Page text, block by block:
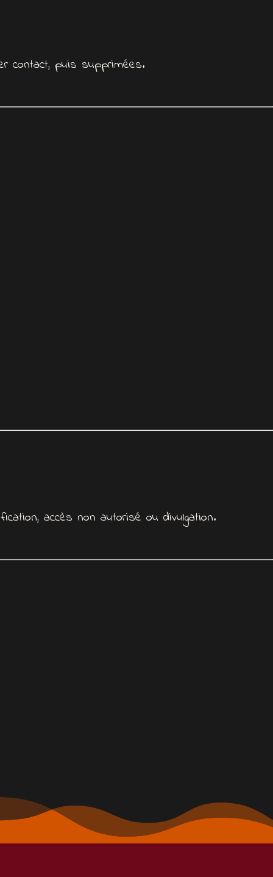
contact, puis supprimées.
accès non autorisé ou divulgation.